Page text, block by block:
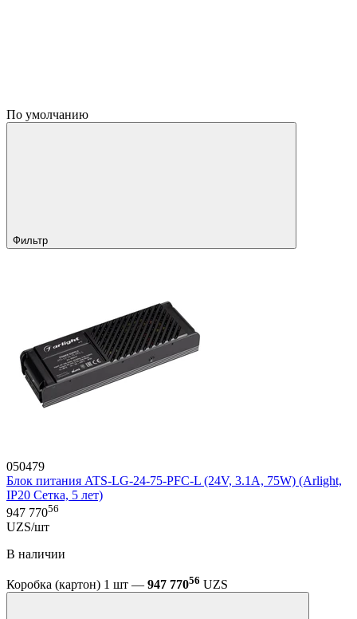
По умолчанию
Фильтр
050479
Блок питания ATS-LG-24-75-PFC-L (24V, 3.1A, 75W) (Arlight,
IP20 Сетка, 5 лет)
947 77056
UZS/шт
В наличии
Коробка (картон) 1 шт — 947 77056 UZS